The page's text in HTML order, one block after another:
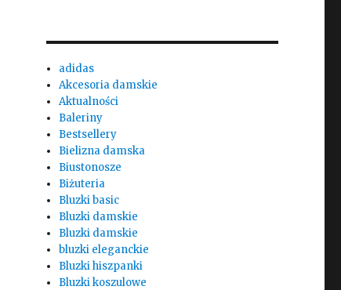
adidas
Akcesoria damskie
Aktualności
Baleriny
Bestsellery
Bielizna damska
Biustonosze
Biżuteria
Bluzki basic
Bluzki damskie
Bluzki damskie
bluzki eleganckie
Bluzki hiszpanki
Bluzki koszulowe